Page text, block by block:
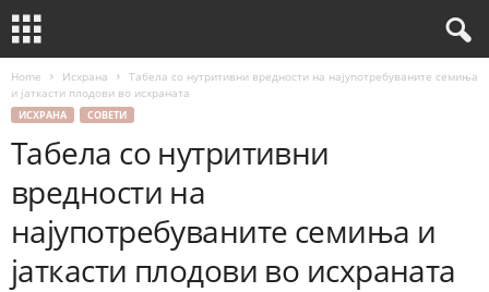
Home Исхрана
Табела со нутритивни вредности на најупотребуваните семиња
и јаткасти плодови во исхраната
ИСХРАНА СОВЕТИ
Табела со нутритивни
вредности на
најупотребуваните семиња и
јаткасти плодови во исхраната